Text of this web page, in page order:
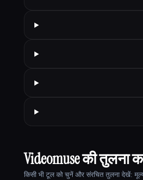
Videomuse की तुलना
किसी भी टूल को चुनें और संरचित तुलना देखें: